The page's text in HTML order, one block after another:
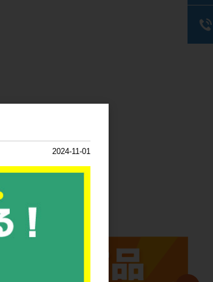
2024-11-01